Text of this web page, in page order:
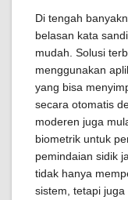
Di tengah
belasan kata
mudah. Solusi
menggunakan
yang bisa
secara otomatis
moderen juga
biometrik untuk
pemindaian sidik
tidak hanya
sistem, tetapi